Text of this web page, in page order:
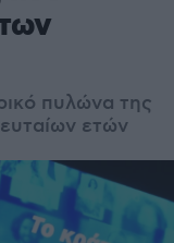
πυλώνα της
ετών